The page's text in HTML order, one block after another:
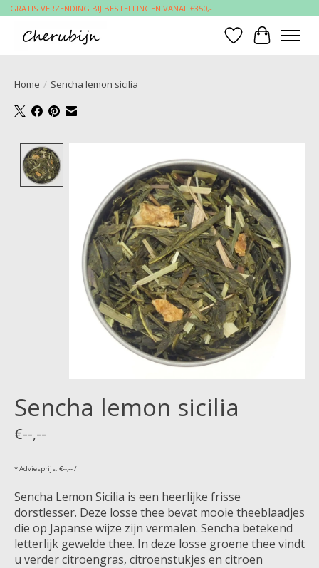
GRATIS VERZENDING BIJ BESTELLINGEN VANAF €350,-
Verlanglijst
Home / Sencha lemon sicilia
Sencha lemon sicilia
€--,--
* Adviesprijs: €--,-- /
Sencha Lemon Sicilia is een heerlijke frisse
dorstlesser. Deze losse thee bevat mooie theeblaadjes
die op Japanse wijze zijn vermalen. Sencha betekend
letterlijk gewelde thee. In deze losse groene thee vindt
u verder citroengras, citroenstukjes en citroen